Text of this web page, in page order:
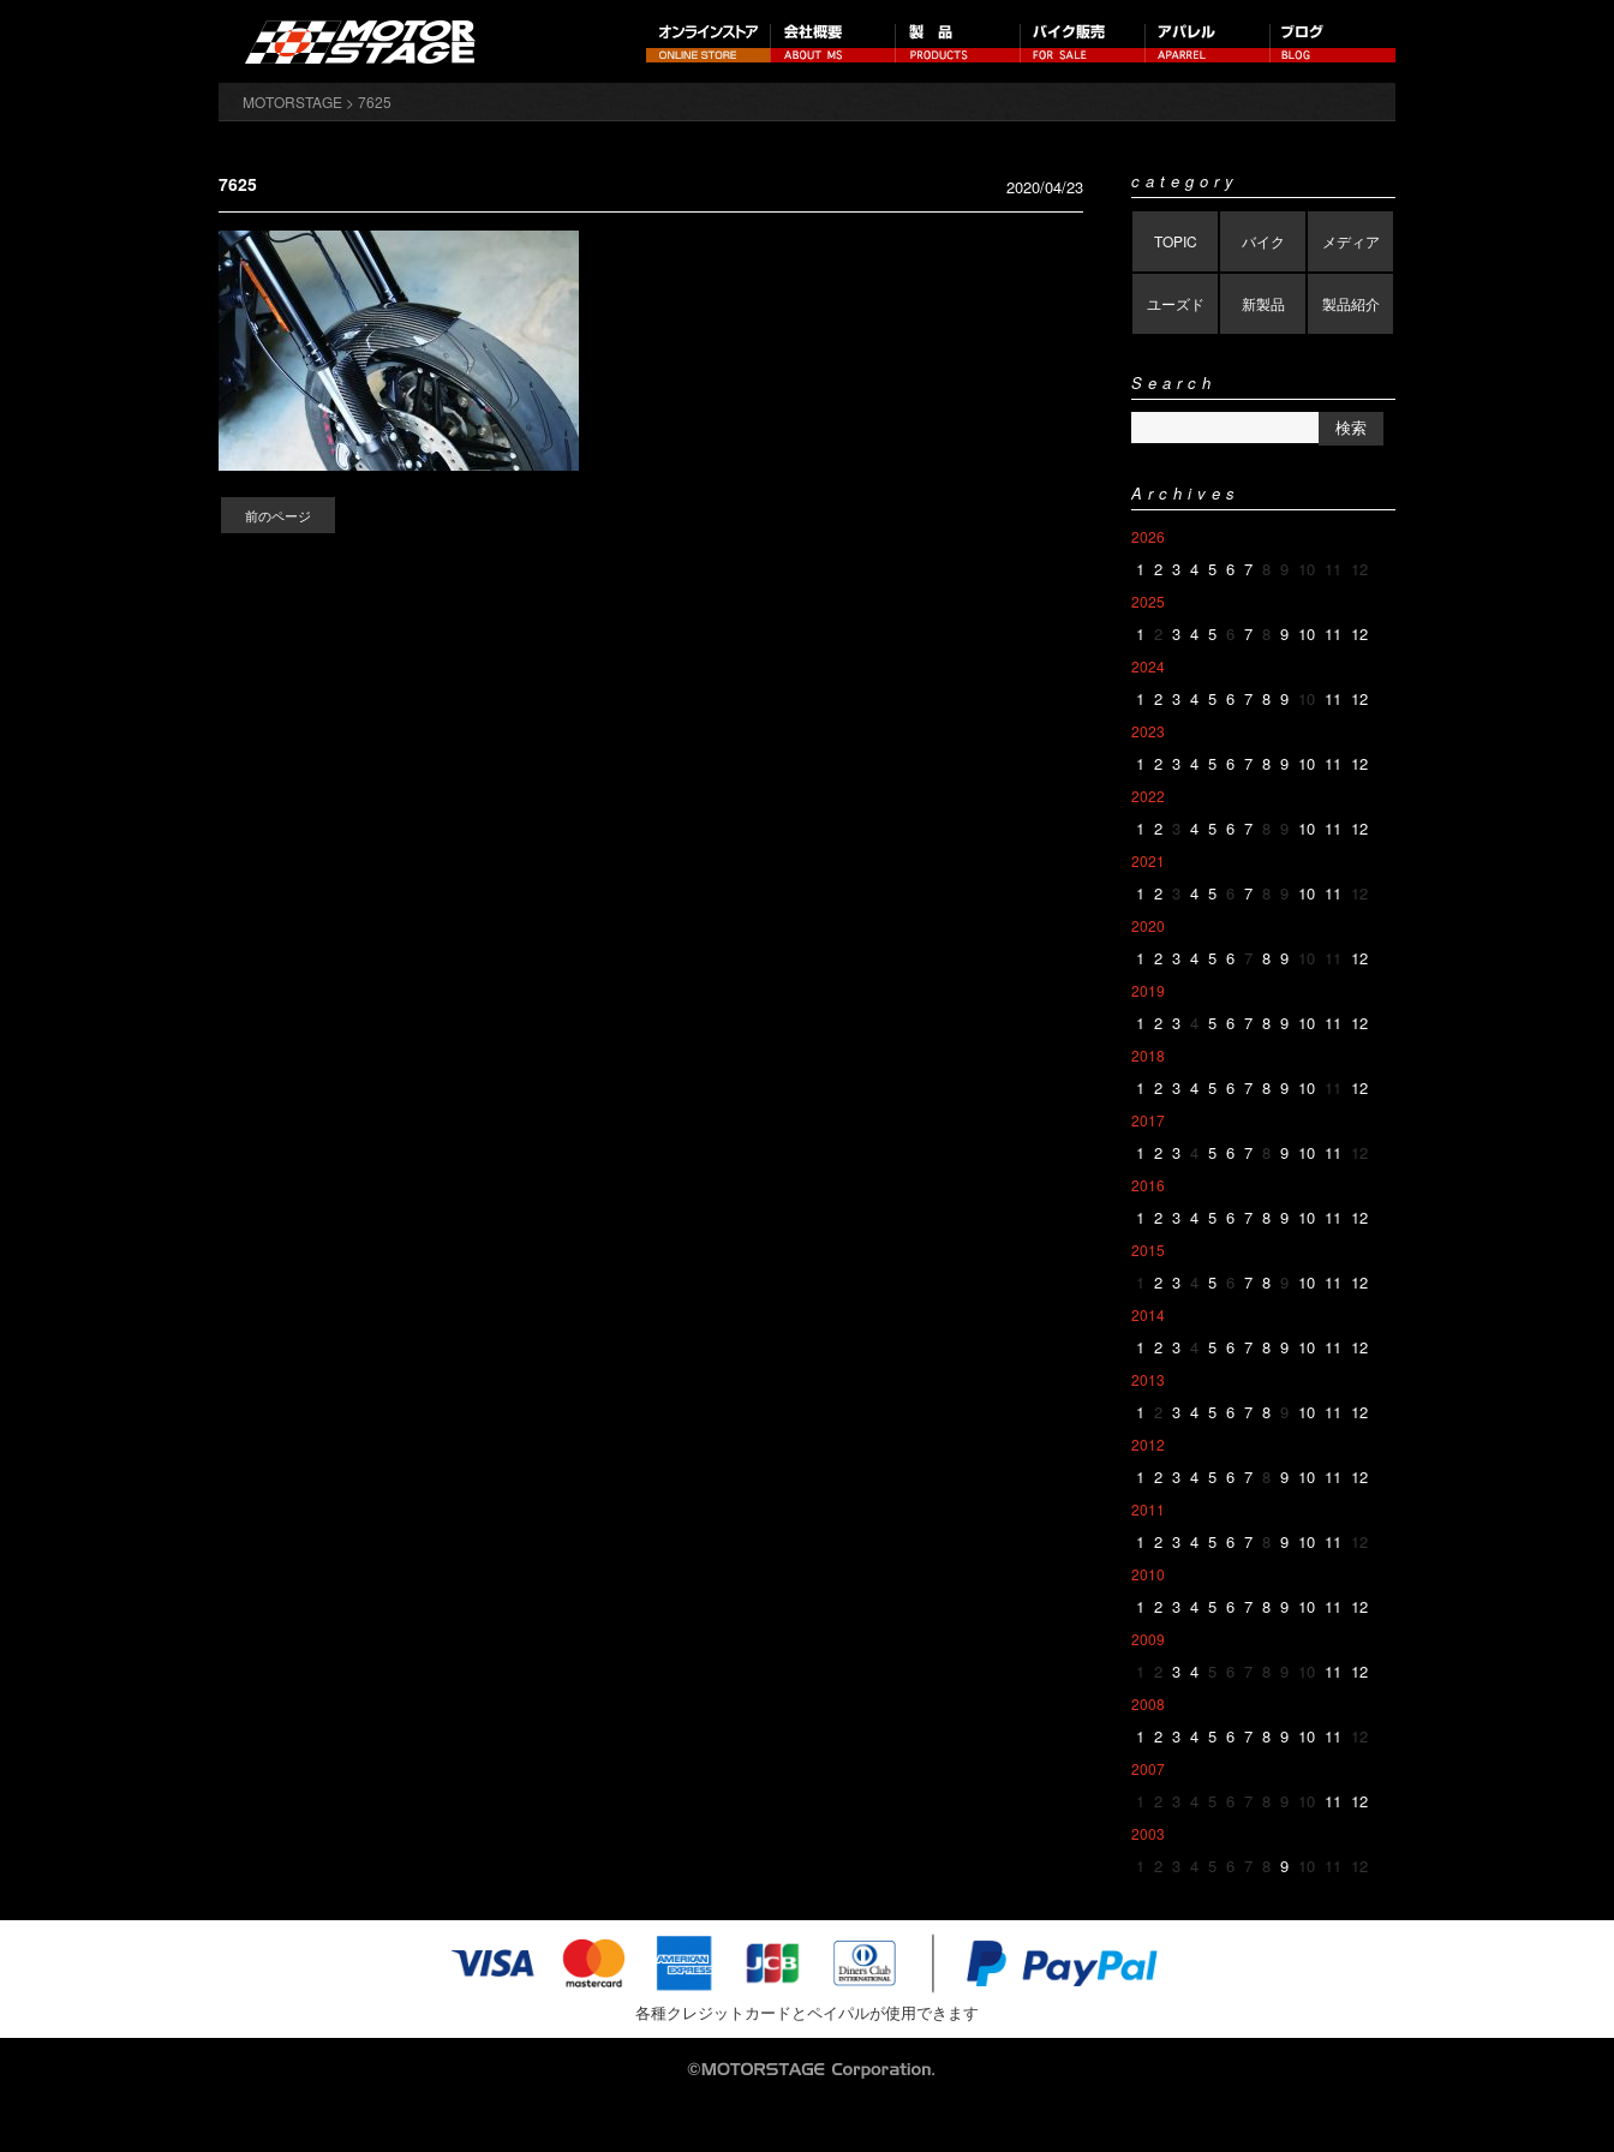
MOTORSTAGE > 7625
7625 2020/04/23
前のページ
category
TOPIC バイク メディア
ユーズド 新製品 製品紹介
Search
Archives
2026
1 2 3 4 5 6 7 8 9 10 11 12
2025
1 2 3 4 5 6 7 8 9 10 11 12
2024
1 2 3 4 5 6 7 8 9 10 11 12
2023
1 2 3 4 5 6 7 8 9 10 11 12
2022
1 2 3 4 5 6 7 8 9 10 11 12
2021
1 2 3 4 5 6 7 8 9 10 11 12
2020
1 2 3 4 5 6 7 8 9 10 11 12
2019
1 2 3 4 5 6 7 8 9 10 11 12
2018
1 2 3 4 5 6 7 8 9 10 11 12
2017
1 2 3 4 5 6 7 8 9 10 11 12
2016
1 2 3 4 5 6 7 8 9 10 11 12
2015
1 2 3 4 5 6 7 8 9 10 11 12
2014
1 2 3 4 5 6 7 8 9 10 11 12
2013
1 2 3 4 5 6 7 8 9 10 11 12
2012
1 2 3 4 5 6 7 8 9 10 11 12
2011
1 2 3 4 5 6 7 8 9 10 11 12
2010
1 2 3 4 5 6 7 8 9 10 11 12
2009
1 2 3 4 5 6 7 8 9 10 11 12
2008
1 2 3 4 5 6 7 8 9 10 11 12
2007
1 2 3 4 5 6 7 8 9 10 11 12
2003
1 2 3 4 5 6 7 8 9 10 11 12
各種クレジットカードとペイパルが使用できます